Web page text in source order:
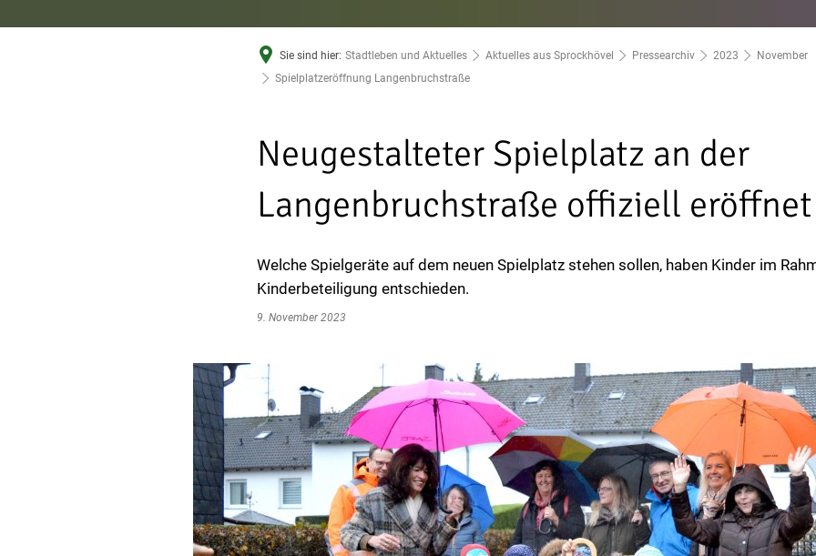
Sie sind hier: Stadtleben und Aktuelles Aktuelles aus Sprockhövel Pressearchiv 2023
November
Spielplatzeröffnung Langenbruchstraße
Neugestalteter Spielplatz an der
Langenbruchstraße offiziell eröffnet
Welche Spielgeräte auf dem neuen Spielplatz stehen sollen, haben Kinder im
Kinderbeteiligung entschieden.
9. November 2023